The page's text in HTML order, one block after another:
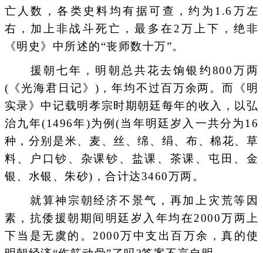
亡人数，各类史料均有据可查，约为1.6万左
右，加上非战斗死亡，最多在2万上下，绝非
《明史》中所述的“丧师数十万”。
援朝七年，明朝总共花去饷银约800万两
(《光海君日记》)，年均不过百万余两。而《明
实录》中记载明孝宗时期朝廷每年的收入，以弘
治九年(1496年)为例(当年明廷岁入一共分为16
种，分别是米、麦、丝、绵、绢、布、棉花、草
料、户口钞、杂课钞、盐课、茶课、屯田、金
银、水银、朱砂)，合计达3460万两。
就算神宗朝经济不景气，再加上灾荒等因
素，抗倭援朝期间明廷岁入年均在2000万两上
下当是无虞的。2000万中支出百万余，真的使